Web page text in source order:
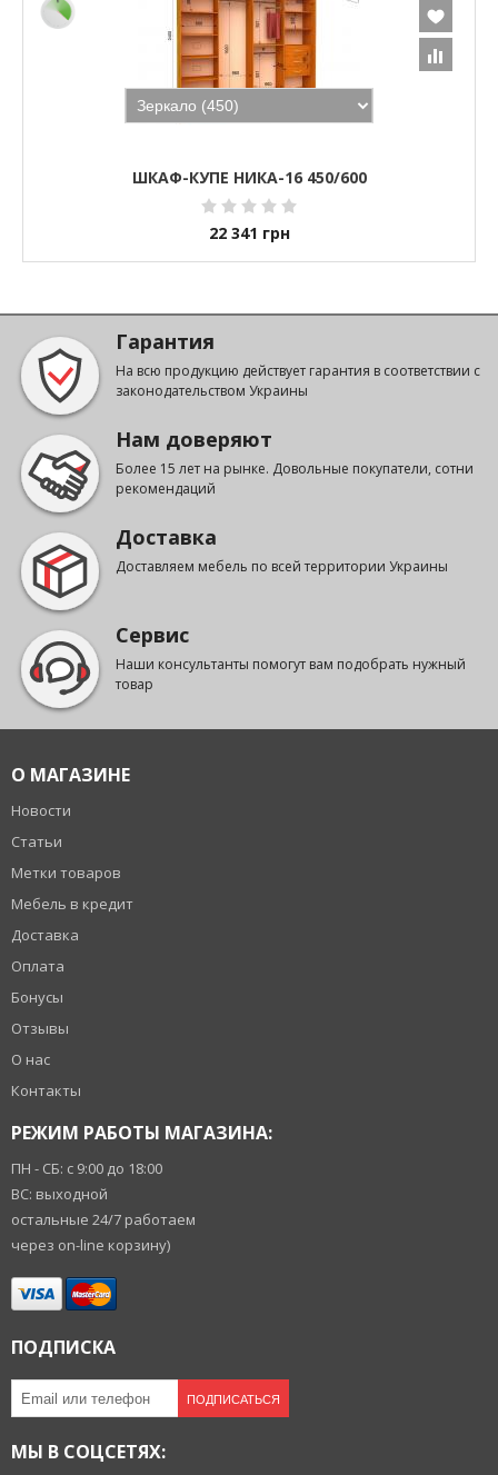
ШКАФ-КУПЕ НИКА-16 450/600
22 341 грн
Гарантия
На всю продукцию действует гарантия в соответствии с
законодательством Украины
Нам доверяют
Более 15 лет на рынке. Довольные покупатели, сотни
рекомендаций
Доставка
Доставляем мебель по всей территории Украины
Сервис
Наши консультанты помогут вам подобрать нужный
товар
О МАГАЗИНЕ
Новости
Статьи
Метки товаров
Мебель в кредит
Доставка
Оплата
Бонусы
Отзывы
О нас
Контакты
РЕЖИМ РАБОТЫ МАГАЗИНА:
ПН - СБ: с 9:00 до 18:00
ВС: выходной
остальные 24/7 работаем
через on-line корзину)
ПОДПИСКА
ПОДПИСАТЬСЯ
МЫ В СОЦСЕТЯХ: